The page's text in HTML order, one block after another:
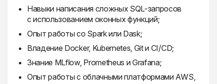
Навыки написания сложных SQL-запросов
с использованием оконных функций;
Опыт работы со Spark или Dask;
Владение Docker, Kubernetes, Git и CI/CD;
Знание MLflow, Prometheus и Grafana;
Опыт работы с облачными платформами AWS,